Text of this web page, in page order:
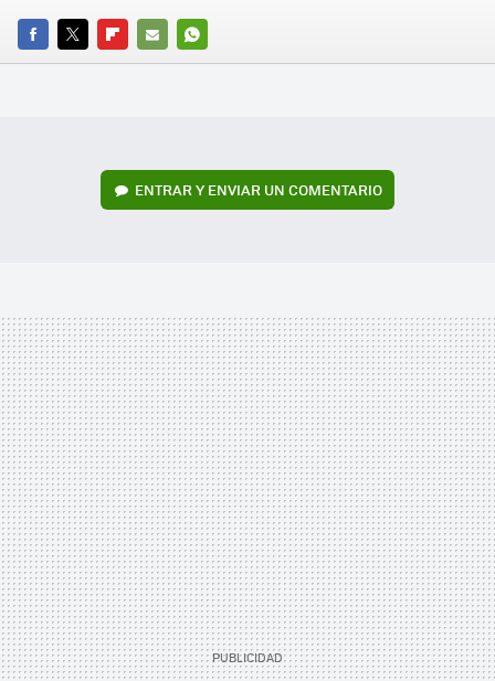
FACEBOOK
TWITTERFLIPBOARD
E-
WHATSAPP
ENTRAR Y ENVIAR UN COMENTARIO